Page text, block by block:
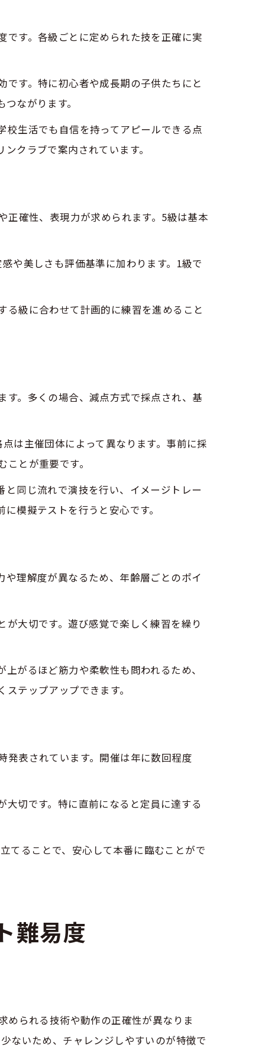
す。各級ごとに定められた技を正確に実
す。特に初心者や成長期の子供たちにと
ながります。
生活でも自信を持ってアピールできる点
クラブで案内されています。
確性、表現力が求められます。5級は基本
や美しさも評価基準に加わります。1級で
級に合わせて計画的に練習を進めること
。多くの場合、減点方式で採点され、基
は主催団体によって異なります。事前に採
とが重要です。
同じ流れで演技を行い、イメージトレー
模擬テストを行うと安心です。
理解度が異なるため、年齢層ごとのポイ
大切です。遊び感覚で楽しく練習を繰り
がるほど筋力や柔軟性も問われるため、
テップアップできます。
発表されています。開催は年に数回程度
切です。特に直前になると定員に達する
てることで、安心して本番に臨むことがで
難易度
められる技術や動作の正確性が異なりま
ないため、チャレンジしやすいのが特徴で